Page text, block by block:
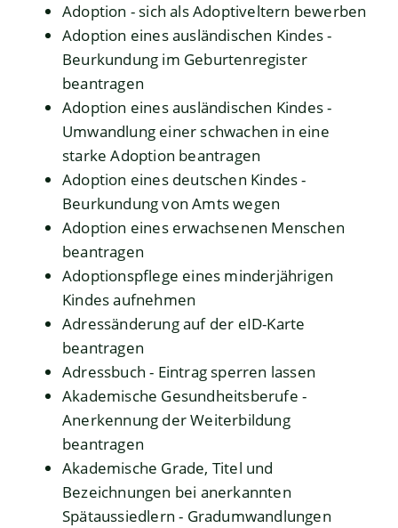
Adoption - sich als Adoptiveltern bewerben
Adoption eines ausländischen Kindes -
Beurkundung im Geburtenregister
beantragen
Adoption eines ausländischen Kindes -
Umwandlung einer schwachen in eine
starke Adoption beantragen
Adoption eines deutschen Kindes -
Beurkundung von Amts wegen
Adoption eines erwachsenen Menschen
beantragen
Adoptionspflege eines minderjährigen
Kindes aufnehmen
Adressänderung auf der eID-Karte
beantragen
Adressbuch - Eintrag sperren lassen
Akademische Gesundheitsberufe -
Anerkennung der Weiterbildung
beantragen
Akademische Grade, Titel und
Bezeichnungen bei anerkannten
Spätaussiedlern - Gradumwandlungen